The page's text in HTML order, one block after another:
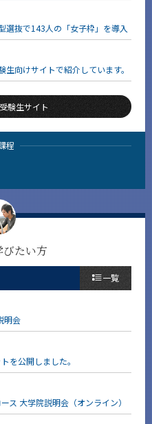
選抜で143人の「女子枠」を導入
向けサイトで紹介しています。
験生サイト
程
たい方
一覧
明会
を公開しました。
ス 大学院説明会（オンライン）